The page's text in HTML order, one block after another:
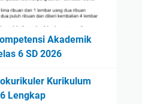
Akademik
6 SD 2026
Kurikulum
Lengkap